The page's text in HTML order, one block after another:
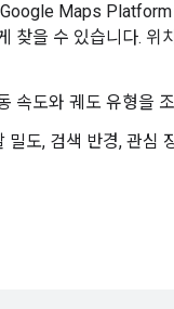
Maps
찾을 수 있습니다. 위
속도와 궤도 유형을
밀도, 검색 반경, 관심